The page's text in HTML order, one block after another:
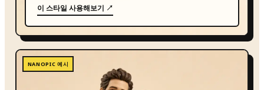
이 스타일 사용해보기 ↗
NANOPIC 예시